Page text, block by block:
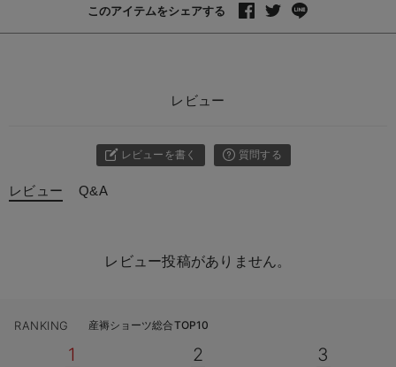
このアイテムをシェアする
レビュー
レビューを書く 質問する
レビュー Q&A
レビュー投稿がありません。
RANKING 産褥ショーツ総合TOP10
1 2 3